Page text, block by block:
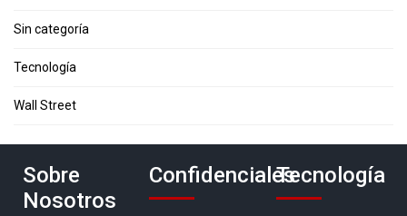
Sin categoría
Tecnología
Wall Street
Sobre
Nosotros
ConfidencialesTecnología